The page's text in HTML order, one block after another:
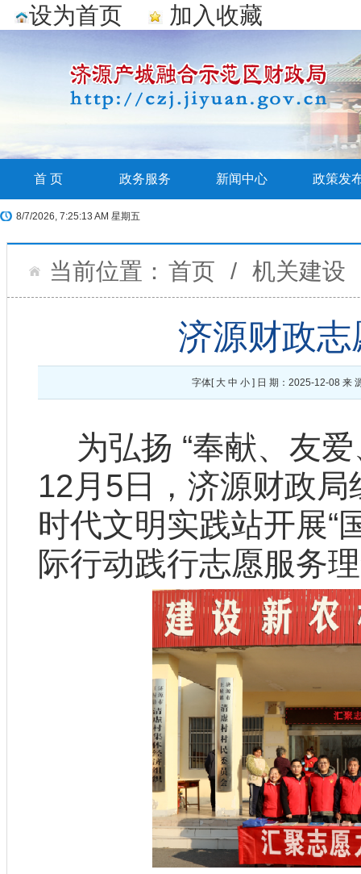
设为首页 加入收藏
首 页 政务服务 新闻中心 政策发
8/7/2026, 7:25:14 AM 星期五
当前位置： 首页 / 机关建设
济源财政
字体[ 大 中 小] 日 期：2025-12-08 来
为弘扬 “奉献、友
12月5日，济源财政
时代文明实践站开展“
际行动践行志愿服务